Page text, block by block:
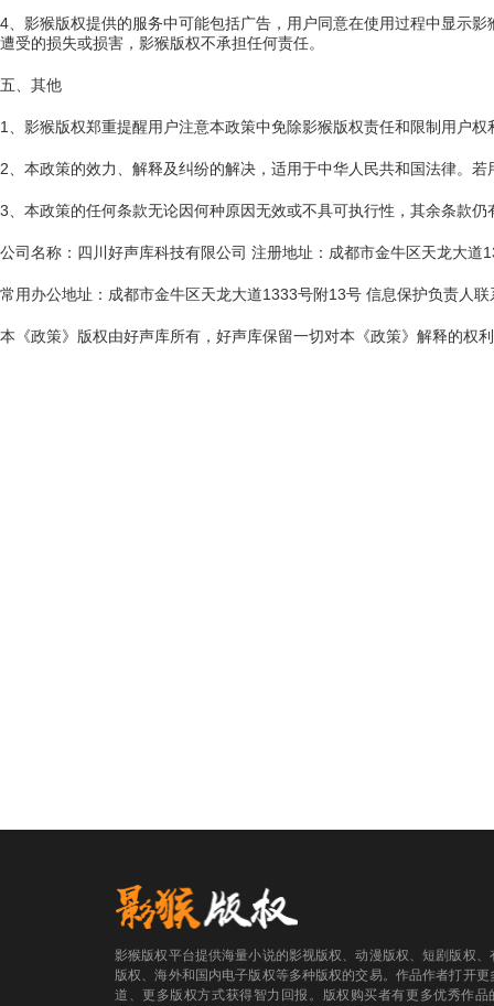
4、影猴版权提供的服务中可能包括广告，用户同意在使用过程中显示
遭受的损失或损害，影猴版权不承担任何责任。
五、其他
1、影猴版权郑重提醒用户注意本政策中免除影猴版权责任和限制用户
2、本政策的效力、解释及纠纷的解决，适用于中华人民共和国法律。
3、本政策的任何条款无论因何种原因无效或不具可执行性，其余条款
公司名称：四川好声库科技有限公司 注册地址：成都市金牛区天龙大道
常用办公地址：成都市金牛区天龙大道1333号附13号 信息保护负责人
本《政策》版权由好声库所有，好声库保留一切对本《政策》解释的权
影猴版权平台提供海量小说的影视版权、动漫版权、短剧版权、
版权、海外和国内电子版权等多种版权的交易。作品作者打开更
道、更多版权方式获得智力回报。版权购买者有更多优秀作品